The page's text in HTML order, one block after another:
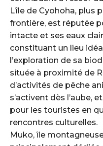
L’île de Cyohoha, plus
frontière, est réputée
intacte et ses eaux
constituant un lieu
l’exploration de sa
située à proximité de
d’activités de pêche
s’activent dès l’aube,
pour les touristes en
rencontres culturelles.
Muko, île